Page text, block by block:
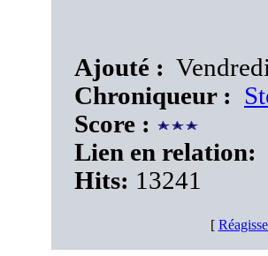
Ajouté :
Chroniqueur :
Score :
Lien en relation:
Hits: 13241
[